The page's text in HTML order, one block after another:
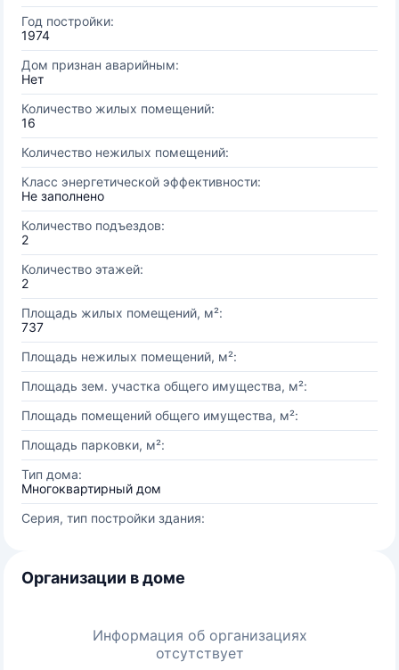
Год постройки:
1974
Дом признан аварийным:
Нет
Количество жилых помещений:
16
Количество нежилых помещений:
Класс энергетической эффективности:
Не заполнено
Количество подъездов:
2
Количество этажей:
2
Площадь жилых помещений, м²:
737
Площадь нежилых помещений, м²:
Площадь зем. участка общего имущества, м²:
Площадь помещений общего имущества, м²:
Площадь парковки, м²:
Тип дома:
Многоквартирный дом
Серия, тип постройки здания:
Организации в доме
Информация об организациях
отсутствует